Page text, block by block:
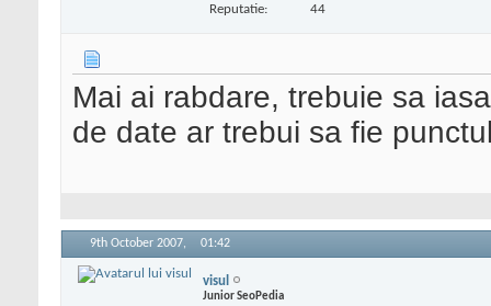
Reputatie: 44
Mai ai rabdare, trebuie sa
de date ar trebui sa fie
9th October 2007, 01:42
visul
Junior SeoPedia